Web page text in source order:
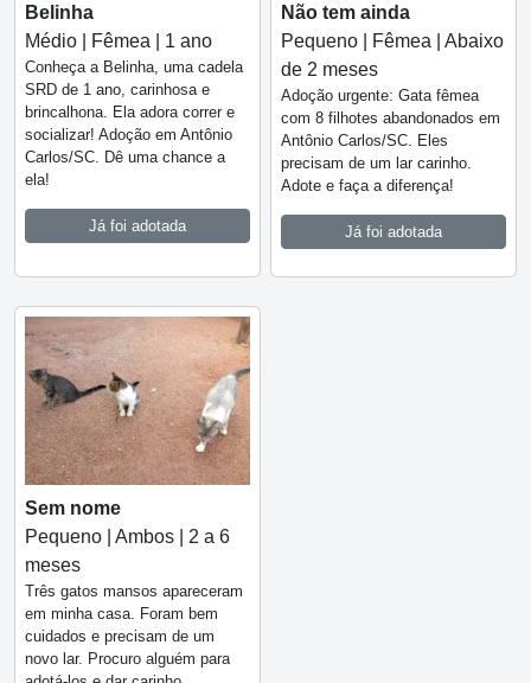
Belinha
Médio | Fêmea | 1 ano
Conheça a Belinha, uma cadela
SRD de 1 ano, carinhosa e
brincalhona. Ela adora correr e
socializar! Adoção em Antônio
Carlos/SC. Dê uma chance a
ela!
Já foi adotada
Não tem ainda
Pequeno | Fêmea | Abaixo
de 2 meses
Adoção urgente: Gata fêmea
com 8 filhotes abandonados em
Antônio Carlos/SC. Eles
precisam de um lar carinho.
Adote e faça a diferença!
Já foi adotada
Sem nome
Pequeno | Ambos | 2 a 6
meses
Três gatos mansos apareceram
em minha casa. Foram bem
cuidados e precisam de um
novo lar. Procuro alguém para